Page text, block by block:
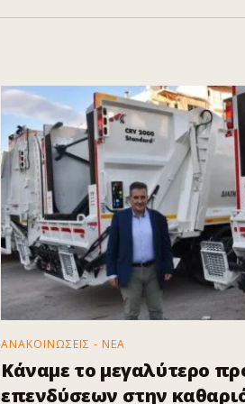
ΑΝΑΚΟΙΝΩΣΕΙΣ - ΝΕΑ
Κάναμε το μεγαλύτερο
επενδύσεων στην